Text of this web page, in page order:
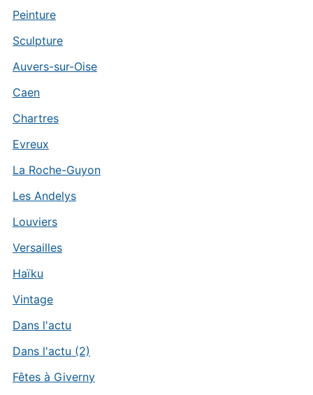
Peinture
Sculpture
Auvers-sur-Oise
Caen
Chartres
Evreux
La Roche-Guyon
Les Andelys
Louviers
Versailles
Haïku
Vintage
Dans l'actu
Dans l'actu (2)
Fêtes à Giverny